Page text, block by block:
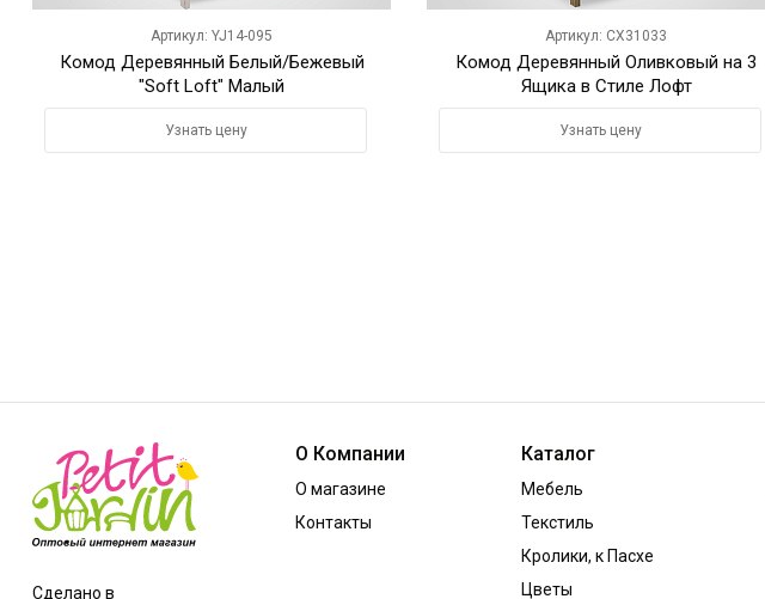
Артикул: YJ14-095
Комод Деревянный Белый/Бежевый
"Soft Loft" Малый
Узнать цену
Артикул: CX31033
Комод Деревянный Оливковый на 3
Ящика в Стиле Лофт
Узнать цену
Сделано в
О Компании
О магазине
Контакты
Каталог
Мебель
Текстиль
Кролики, к Пасхе
Цветы